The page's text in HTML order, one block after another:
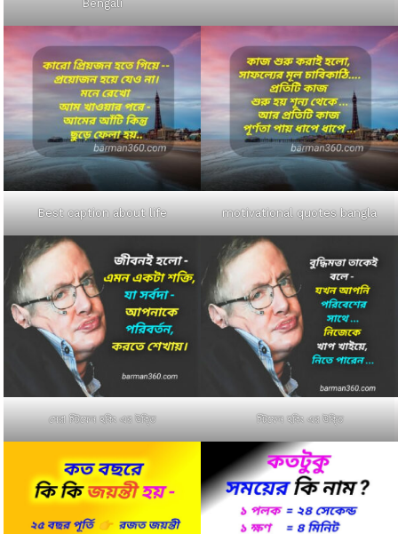
Bengali
Best caption about life motivational quotes bangla
সেরা স্টিফেন হকিং এর উক্তি স্টিফেন হকিং এর উক্তি